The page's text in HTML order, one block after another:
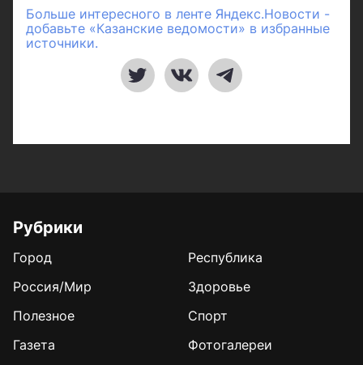
Больше интересного в ленте Яндекс.Новости -
добавьте «Казанские ведомости» в избранные
источники.
Рубрики
Город
Республика
Россия/Мир
Здоровье
Полезное
Спорт
Газета
Фотогалереи